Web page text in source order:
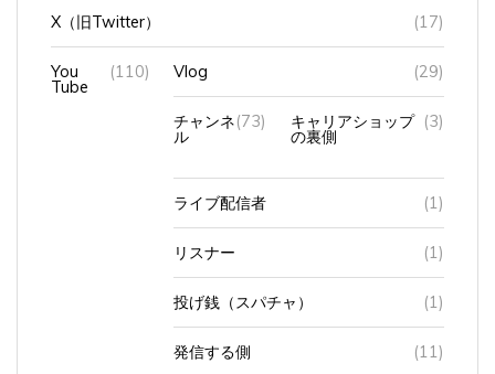
X（旧Twitter） (17)
You
Tube
(110) Vlog (29)
チャンネ
ル
(73) キャリアショップ
の裏側
(3)
ライブ配信者 (1)
リスナー (1)
投げ銭（スパチャ） (1)
発信する側 (11)